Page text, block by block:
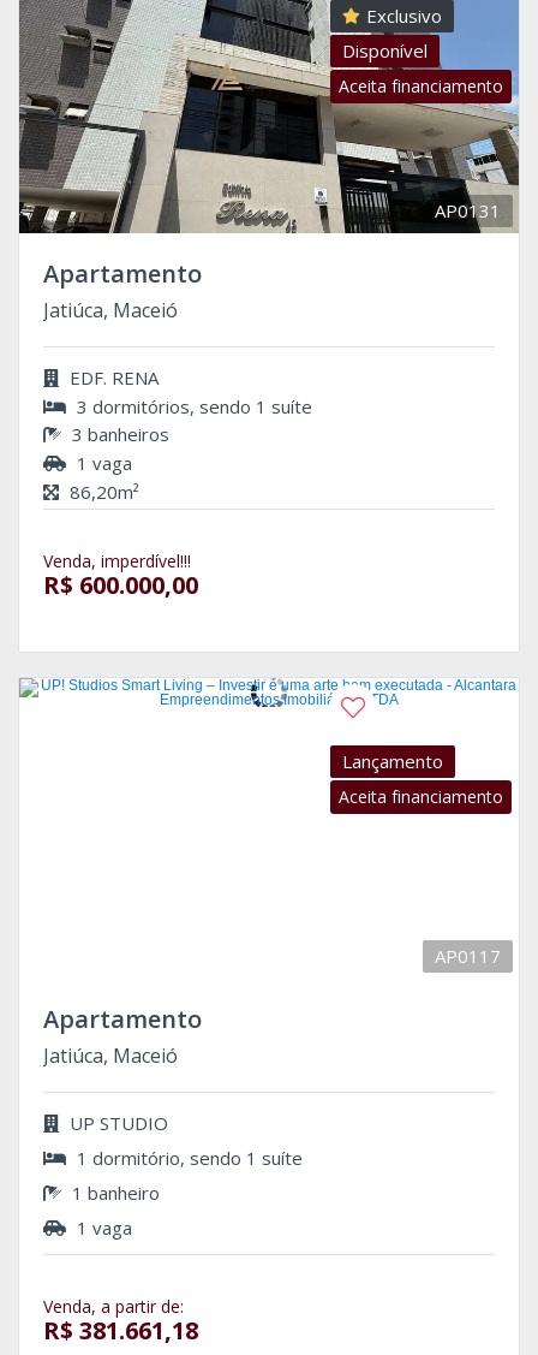
Exclusivo
Disponível
Aceita financiamento
AP0131
Apartamento
Jatiúca, Maceió
EDF. RENA
3 dormitórios, sendo 1 suíte
3 banheiros
1 vaga
86,20m²
Venda, imperdível!!!
R$ 600.000,00
Lançamento
Aceita financiamento
AP0117
Apartamento
Jatiúca, Maceió
UP STUDIO
1 dormitório, sendo 1 suíte
1 banheiro
1 vaga
Venda, a partir de:
R$ 381.661,18